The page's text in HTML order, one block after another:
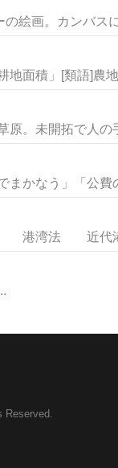
の絵画。カンバ
地面積」[類語]農
原。未開拓で人
まかなう」「公
湾法 近代
Reserved.